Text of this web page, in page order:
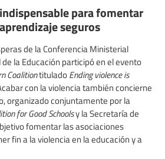
para fomentar
seguros
de la Conferencia Ministerial
la Educación participó en el evento
Coalitiontitulado Ending violence is
con la violencia también concierne
organizado conjuntamente por la
for Good Schoolsy la Secretaría de
fomentar las asociaciones
fin a la violencia en la educación y a